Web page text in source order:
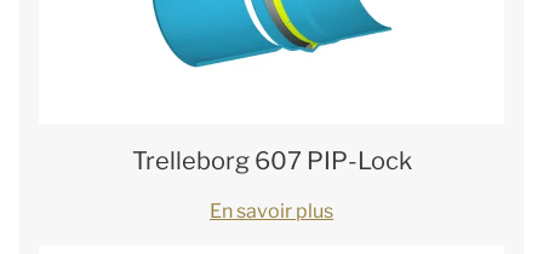
Trelleborg 607 PIP-Lock
En savoir plus